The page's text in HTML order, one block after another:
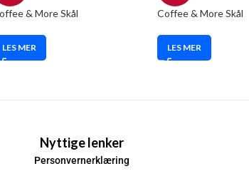
& More Skål
LES MER
Coffee & More Skål
LES MER
Nyttige lenker
Personvernerklæring